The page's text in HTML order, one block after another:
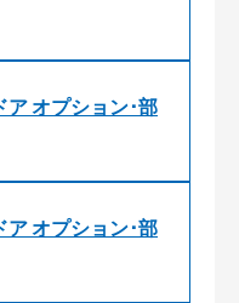
オプション･部
オプション･部